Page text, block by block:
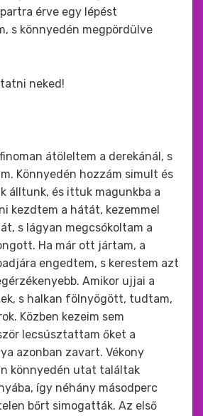
érve egy lépést
s könnyedén megpördülve
neked!
átöleltem a derekánál, s
Könnyedén hozzám simult és
álltunk, és ittuk magunkba a
kezdtem a hátát, kezemmel
s lágyan megcsókoltam a
Ha már ott jártam, a
engedtem, s kerestem azt
Amikor ujjai a
s halkan fölnyögött, tudtam,
Közben kezeim sem
lecsúsztattam őket a
azonban zavart. Vékony
könnyedén utat találtak
így néhány másodperc
bőrt simogatták. Az első